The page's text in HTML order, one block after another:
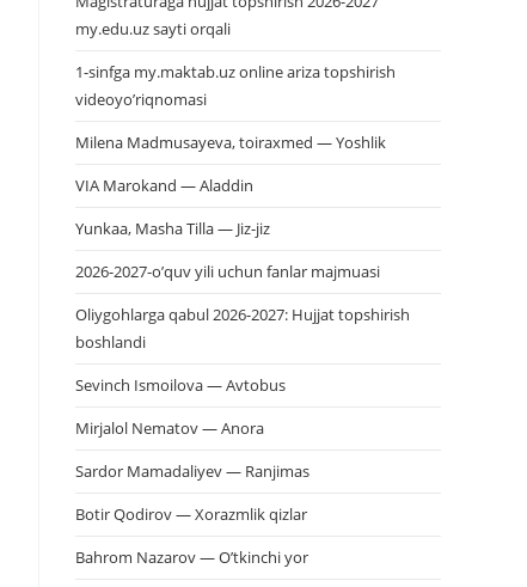
my.edu.uz sayti orqali
1-sinfga my.maktab.uz online ariza topshirish
videoyo’riqnomasi
Milena Madmusayeva, toiraxmed — Yoshlik
VIA Marokand — Aladdin
Yunkaa, Masha Tilla — Jiz-jiz
2026-2027-o’quv yili uchun fanlar majmuasi
Oliygohlarga qabul 2026-2027: Hujjat topshirish
boshlandi
Sevinch Ismoilova — Avtobus
Mirjalol Nematov — Anora
Sardor Mamadaliyev — Ranjimas
Botir Qodirov — Xorazmlik qizlar
Bahrom Nazarov — O’tkinchi yor